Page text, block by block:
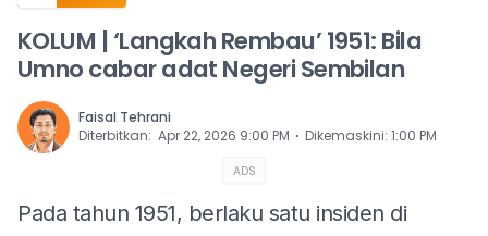
KOLUM | ‘Langkah Rembau’ 1951: Bila
Umno cabar adat Negeri Sembilan
Faisal Tehrani
Diterbitkan: Apr 22, 2026 9:00 PM ⋅ Dikemaskini: 1:00 PM
ADS
Pada tahun 1951, berlaku satu insiden di